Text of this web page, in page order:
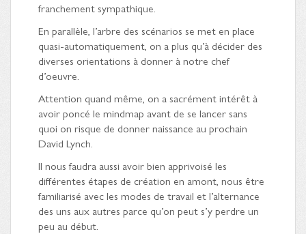
franchement sympathique.
En parallèle, l’arbre des scénarios se met en place
quasi-automatiquement, on a plus qu’à décider des
diverses orientations à donner à notre chef
d’oeuvre.
Attention quand même, on a sacrément intérêt à
avoir poncé le mindmap avant de se lancer sans
quoi on risque de donner naissance au prochain
David Lynch.
Il nous faudra aussi avoir bien apprivoisé les
différentes étapes de création en amont, nous être
familiarisé avec les modes de travail et l’alternance
des uns aux autres parce qu’on peut s’y perdre un
peu au début.